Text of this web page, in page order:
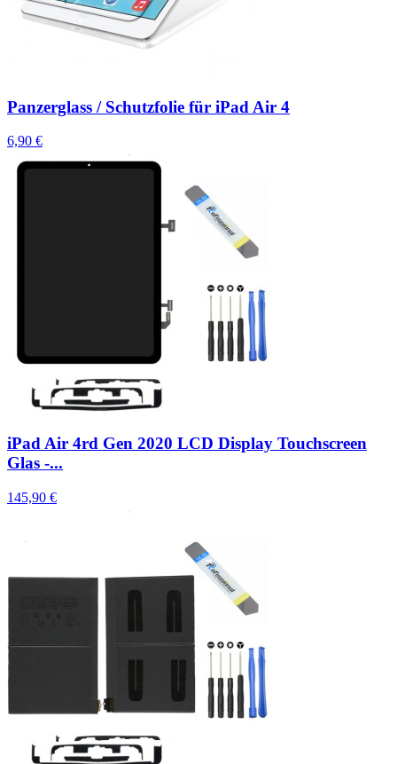
Panzerglass / Schutzfolie für iPad Air 4
6,90 €
iPad Air 4rd Gen 2020 LCD Display Touchscreen
Glas -...
145,90 €